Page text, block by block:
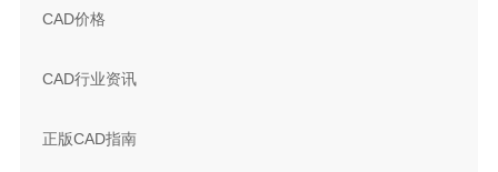
CAD价格
CAD行业资讯
正版CAD指南